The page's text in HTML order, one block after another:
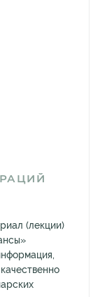
(лекции)